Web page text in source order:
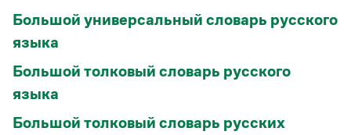
Учебники и справочники
Все книги
Большой универсальный словарь русского
языка
Большой толковый словарь русского
языка
Большой толковый словарь русских